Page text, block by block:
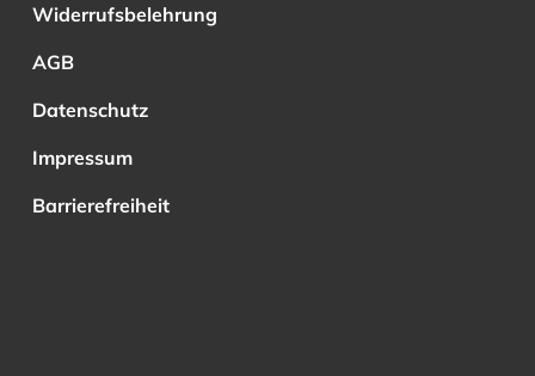
Widerrufsbelehrung
AGB
Datenschutz
Impressum
Barrierefreiheit